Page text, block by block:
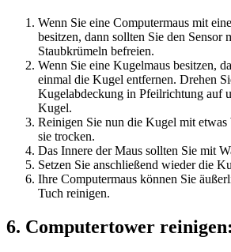
Wenn Sie eine Computermaus mit
besitzen, dann sollten Sie den Sensor
Staubkrümeln befreien.
Wenn Sie eine Kugelmaus besitzen,
einmal die Kugel entfernen. Drehen
Kugelabdeckung in Pfeilrichtung auf
Kugel.
Reinigen Sie nun die Kugel mit etwas
sie trocken.
Das Innere der Maus sollten Sie mit
Setzen Sie anschließend wieder die
Ihre Computermaus können Sie
Tuch reinigen.
6. Computertower reinigen: